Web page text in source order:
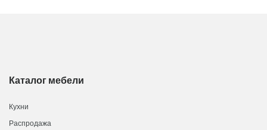
Каталог мебели
Кухни
Распродажа